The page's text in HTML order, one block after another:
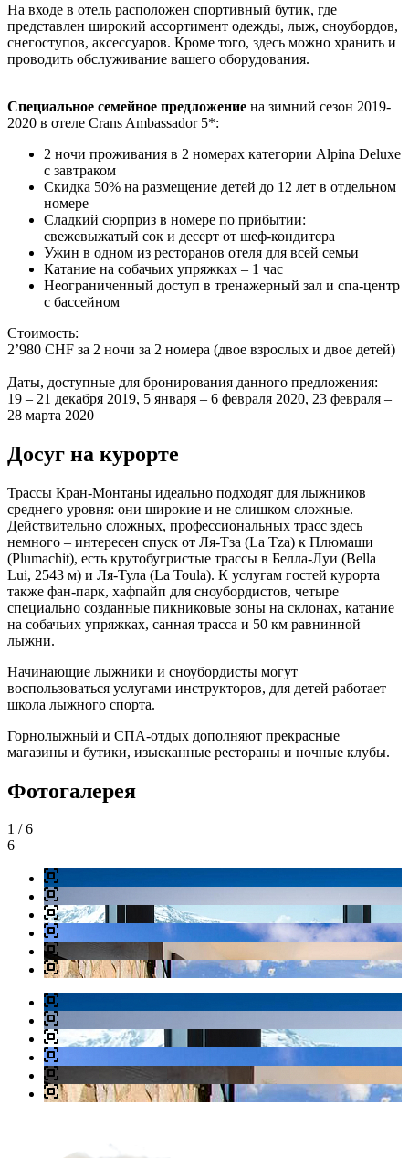
На входе в отель расположен спортивный бутик, где
представлен широкий ассортимент одежды, лыж, сноубордов,
снегоступов, аксессуаров. Кроме того, здесь можно хранить и
проводить обслуживание вашего оборудования.
Cпециальное семейное предложение на зимний сезон 2019-
2020 в отеле Crans Ambassador 5*:
2 ночи проживания в 2 номерах категории Alpina Deluxe
с завтраком
Скидка 50% на размещение детей до 12 лет в отдельном
номере
Сладкий сюрприз в номере по прибытии:
свежевыжатый сок и десерт от шеф-кондитера
Ужин в одном из ресторанов отеля для всей семьи
Катание на собачьих упряжках – 1 час
Неограниченный доступ в тренажерный зал и спа-центр
с бассейном
Стоимость:
2’980 CHF за 2 ночи за 2 номера (двое взрослых и двое детей)
Даты, доступные для бронирования данного предложения:
19 – 21 декабря 2019, 5 января – 6 февраля 2020, 23 февраля –
28 марта 2020
Досуг на курорте
Трассы Кран-Монтаны идеально подходят для лыжников
среднего уровня: они широкие и не слишком сложные.
Действительно сложных, профессиональных трасс здесь
немного – интересен спуск от Ля-Тза (La Tza) к Плюмаши
(Plumachit), есть крутобугристые трассы в Белла-Луи (Bella
Lui, 2543 м) и Ля-Тула (La Toula). К услугам гостей курорта
также фан-парк, хафпайп для сноубордистов, четыре
специально созданные пикниковые зоны на склонах, катание
на собачьих упряжках, санная трасса и 50 км равнинной
лыжни.
Начинающие лыжники и сноубордисты могут
воспользоваться услугами инструкторов, для детей работает
школа лыжного спорта.
Горнолыжный и СПА-отдых дополняют прекрасные
магазины и бутики, изысканные рестораны и ночные клубы.
Фотогалерея
1 / 6
6